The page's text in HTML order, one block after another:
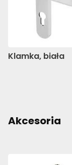
Klamka, biała
Akcesoria